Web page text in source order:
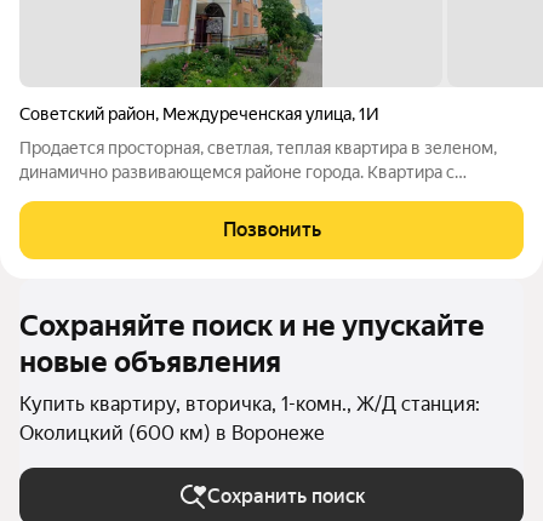
Советский район, Междуреченская улица,1И
Продается просторная, светлая, теплая квартира в зеленом,
динамично развивающемся районе города. Квартира с
Просторная комната с выходом на лоджию, в коридоре есть
ниша для гардеробной или
Позвонить
Сохраняйте поиск и не упускайте
новые объявления
Купить квартиру, вторичка, 1-комн., Ж/Д станция:
Околицкий (600 км) в Воронеже
Сохранить поиск